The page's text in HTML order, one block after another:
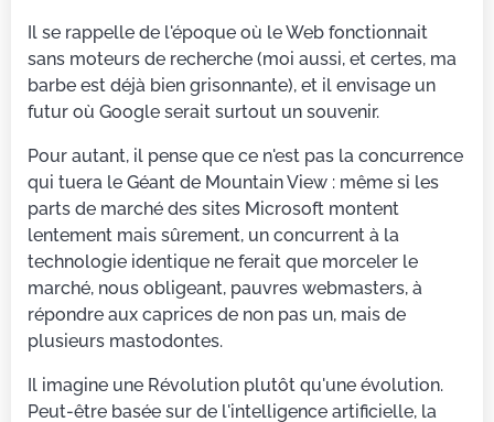
Il se rappelle de l'époque où le Web fonctionnait
sans moteurs de recherche (moi aussi, et certes, ma
barbe est déjà bien grisonnante), et il envisage un
futur où Google serait surtout un souvenir.
Pour autant, il pense que ce n'est pas la concurrence
qui tuera le Géant de Mountain View : même si les
parts de marché des sites Microsoft montent
lentement mais sûrement, un concurrent à la
technologie identique ne ferait que morceler le
marché, nous obligeant, pauvres webmasters, à
répondre aux caprices de non pas un, mais de
plusieurs mastodontes.
Il imagine une Révolution plutôt qu'une évolution.
Peut-être basée sur de l'intelligence artificielle, la